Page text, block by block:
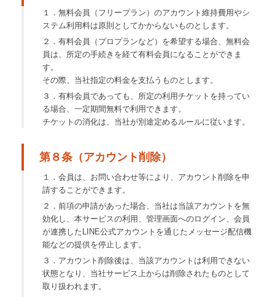
１．無料会員（フリープラン）のアカウント維持費用やシ
ステム利用料は原則としてかからないものとします。
２．有料会員（プロプランなど）を希望する場合、無料会
員は、所定の手続きを経て有料会員になることができま
す。
その際、当社指定の料金を支払うものとします。
３．有料会員であっても、所定の利用チケットを持ってい
る場合、一定期間無料で利用できます。
チケットの消化は、当社が別途定めるルールに従います。
第８条（アカウント削除）
１．会員は、お問い合わせ等により、アカウント削除を申
請することができます。
２．前項の申請があった場合、当社は当該アカウントを無
効化し、本サービスの利用、管理画面へのログイン、会員
が連携したLINE公式アカウントを通じたメッセージ配信機
能などの提供を停止します。
３．アカウント削除後は、当該アカウントは利用できない
状態となり、当社サービス上からは削除されたものとして
取り扱われます。